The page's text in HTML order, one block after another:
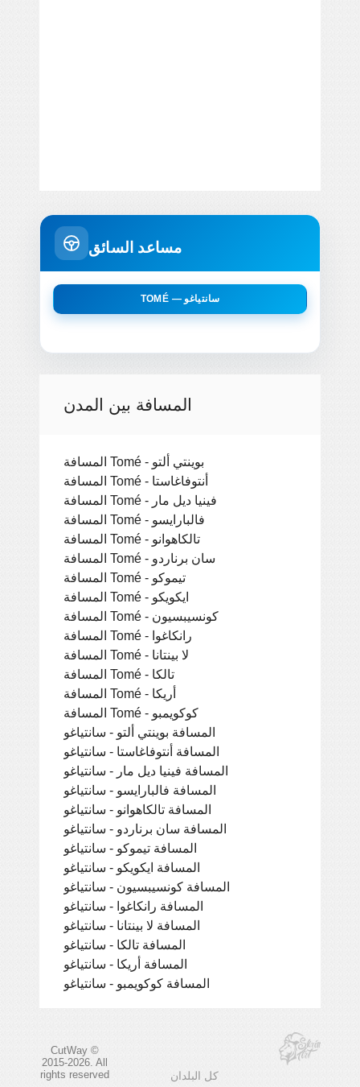
مساعد السائق
TOMÉ — سانتياغو
المسافة بين المدن
المسافة Tomé - بوينتي ألتو
المسافة Tomé - أنتوفاغاستا
المسافة Tomé - فينيا ديل مار
المسافة Tomé - فالبارايسو
المسافة Tomé - تالكاهوانو
المسافة Tomé - سان برناردو
المسافة Tomé - تيموكو
المسافة Tomé - ايكويكو
المسافة Tomé - كونسيبسيون
المسافة Tomé - رانكاغوا
المسافة Tomé - لا بينتانا
المسافة Tomé - تالكا
المسافة Tomé - أريكا
المسافة Tomé - كوكويمبو
المسافة بوينتي ألتو - سانتياغو
المسافة أنتوفاغاستا - سانتياغو
المسافة فينيا ديل مار - سانتياغو
المسافة فالبارايسو - سانتياغو
المسافة تالكاهوانو - سانتياغو
المسافة سان برناردو - سانتياغو
المسافة تيموكو - سانتياغو
المسافة ايكويكو - سانتياغو
المسافة كونسيبسيون - سانتياغو
المسافة رانكاغوا - سانتياغو
المسافة لا بينتانا - سانتياغو
المسافة تالكا - سانتياغو
المسافة أريكا - سانتياغو
المسافة كوكويمبو - سانتياغو
CutWay ©
2015-2026. All
rights reserved
كل البلدان